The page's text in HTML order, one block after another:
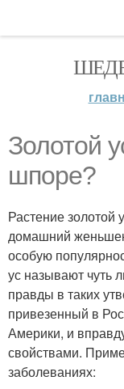
Золотой
шпоре?
Растение золотой
домашний
особую
ус называют чуть
правды в таких
привезенный в
Америки, и
свойствами.
заболеваниях: